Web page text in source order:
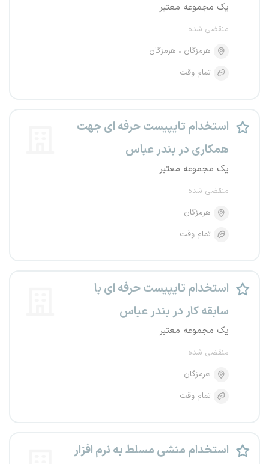
یک مجموعه معتبر
منقضی شده
هرمزگان
هرمزگان
تمام وقت
استخدام تایپیست حرفه ای جهت
همکاری در بندر عباس
یک مجموعه معتبر
منقضی شده
هرمزگان
تمام وقت
استخدام تایپیست حرفه ای با
سابقه کار در بندر عباس
یک مجموعه معتبر
منقضی شده
هرمزگان
تمام وقت
استخدام منشی مسلط به نرم افزار